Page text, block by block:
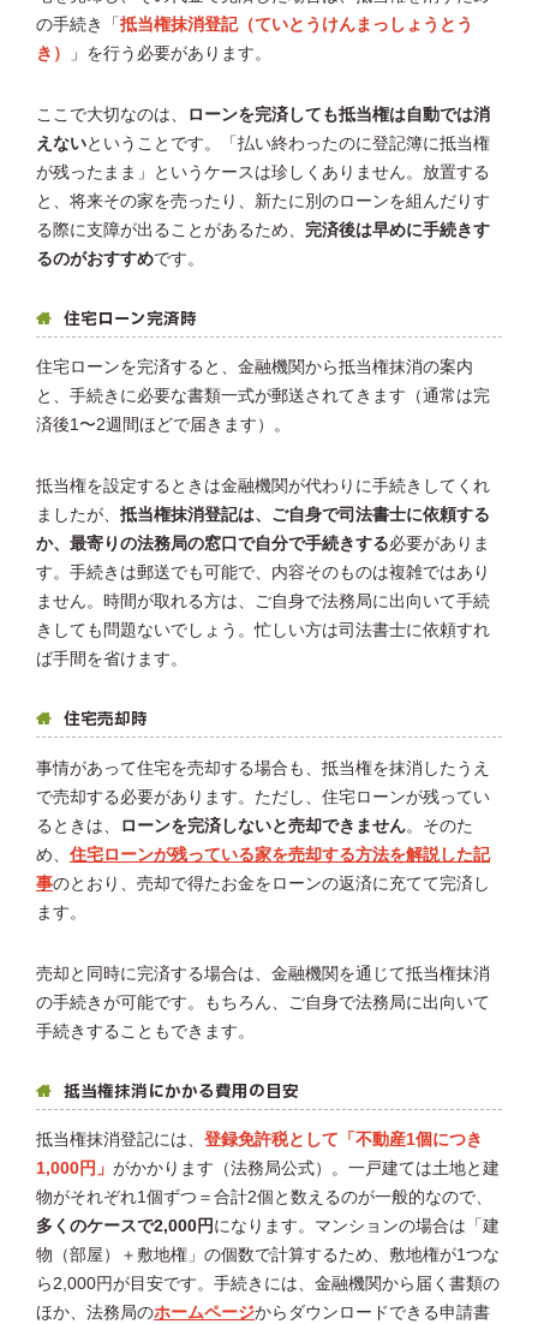
の手続き「 抵当権抹消登記（ていとうけんまっしょうとう
き）
」を行う必要があります。
ここで大切なのは、
ローンを完済しても抵当権は自動では消
えないということです。「払い終わったのに登記簿に抵当権
が残ったまま」というケースは珍しくありません。放置する
と、将来その家を売ったり、新たに別のローンを組んだりす
る際に支障が出ることがあるため、 完済後は早めに手続きす
るのがおすすめです。
住宅ローン完済時
住宅ローンを完済すると、金融機関から抵当権抹消の案内
と、手続きに必要な書類一式が郵送されてきます（通常は完
済後1〜2週間ほどで届きます）。
抵当権を設定するときは金融機関が代わりに手続きしてくれ
ましたが、 抵当権抹消登記は、ご自身で司法書士に依頼する
か、最寄りの法務局の窓口で自分で手続きする必要がありま
す。手続きは郵送でも可能で、内容そのものは複雑ではあり
ません。時間が取れる方は、ご自身で法務局に出向いて手続
きしても問題ないでしょう。忙しい方は司法書士に依頼すれ
ば手間を省けます。
住宅売却時
事情があって住宅を売却する場合も、抵当権を抹消したうえ
で売却する必要があります。ただし、住宅ローンが残ってい
るときは、
ローンを完済しないと売却できません。そのた
め、 住宅ローンが残っている家を売却する方法を解説した記
事のとおり、売却で得たお金をローンの返済に充てて完済し
ます。
売却と同時に完済する場合は、金融機関を通じて抵当権抹消
の手続きが可能です。もちろん、ご自身で法務局に出向いて
手続きすることもできます。
抵当権抹消にかかる費用の目安
抵当権抹消登記には、 登録免許税として「不動産1個につき
1,000円」 がかかります（法務局公式）。一戸建ては土地と建
物がそれぞれ1個ずつ＝合計2個と数えるのが一般的なので、
多くのケースで2,000円 になります。マンションの場合は「建
物（部屋）＋敷地権」の個数で計算するため、敷地権が1つな
ら2,000円が目安です。手続きには、金融機関から届く書類の
ほか、法務局のホームページからダウンロードできる申請書